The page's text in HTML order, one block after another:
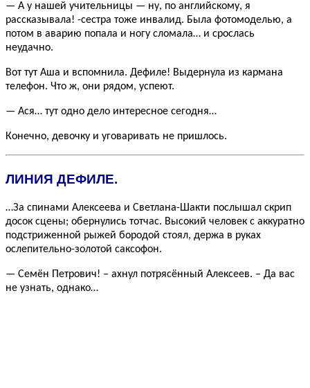
— А у нашей учительницы — ну, по английскому, я
рассказывала! -сестра тоже инвалид. Была фотомоделью, а
потом в аварию попала и ногу сломала… и срослась
неудачно.
Вот тут Аша и вспомнила. Дефиле! Выдернула из кармана
телефон. Что ж, они рядом, успеют.
— Ася… тут одно дело интересное сегодня…
Конечно, девочку и уговаривать не пришлось.
ЛИНИЯ ДЕФИЛЕ.
…За спинами Алексеева и Светлана-Шакти послышал скрип
досок сцены; обернулись тотчас. Высокий человек с аккуратно
подстриженной рыжей бородой стоял, держа в руках
ослепительно-золотой саксофон.
— Семён Петрович! – ахнул потрясённый Алексеев. – Да вас
не узнать, однако…